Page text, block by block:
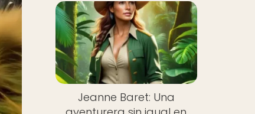
Jeanne Baret: Una